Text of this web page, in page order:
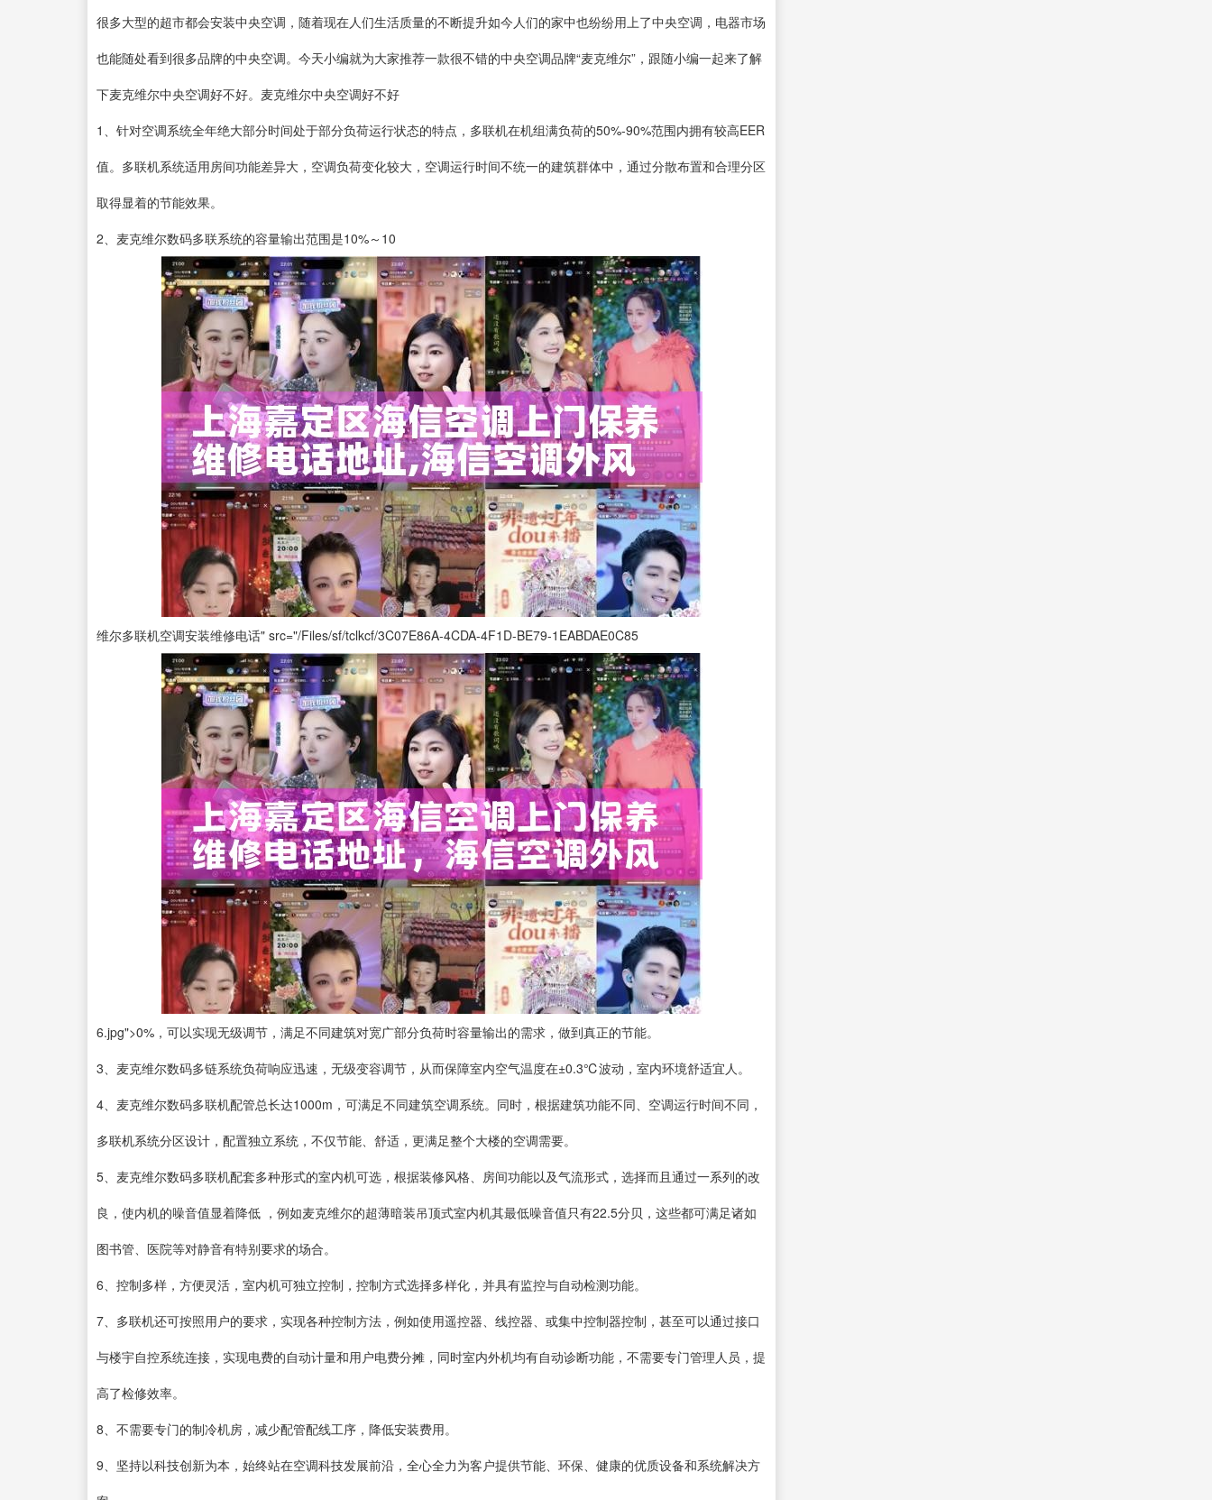
很多大型的超市都会安装中央空调，随着现在人们生活质量的不断提升如今人们的家中也纷纷用上了中央空调，电器市场
也能随处看到很多品牌的中央空调。今天小编就为大家推荐一款很不错的中央空调品牌“麦克维尔”，跟随小编一起来了解
下麦克维尔中央空调好不好。麦克维尔中央空调好不好
1、针对空调系统全年绝大部分时间处于部分负荷运行状态的特点，多联机在机组满负荷的50%-90%范围内拥有较高EER
值。多联机系统适用房间功能差异大，空调负荷变化较大，空调运行时间不统一的建筑群体中，通过分散布置和合理分区
取得显着的节能效果。
2、麦克维尔数码多联系统的容量输出范围是10%～10
维尔多联机空调安装维修电话" src="/Files/sf/tclkcf/3C07E86A-4CDA-4F1D-BE79-1EABDAE0C85
6.jpg">0%，可以实现无级调节，满足不同建筑对宽广部分负荷时容量输出的需求，做到真正的节能。
3、麦克维尔数码多链系统负荷响应迅速，无级变容调节，从而保障室内空气温度在±0.3℃波动，室内环境舒适宜人。
4、麦克维尔数码多联机配管总长达1000m，可满足不同建筑空调系统。同时，根据建筑功能不同、空调运行时间不同，
多联机系统分区设计，配置独立系统，不仅节能、舒适，更满足整个大楼的空调需要。
5、麦克维尔数码多联机配套多种形式的室内机可选，根据装修风格、房间功能以及气流形式，选择而且通过一系列的改
良，使内机的噪音值显着降低 ，例如麦克维尔的超薄暗装吊顶式室内机其最低噪音值只有22.5分贝，这些都可满足诸如
图书管、医院等对静音有特别要求的场合。
6、控制多样，方便灵活，室内机可独立控制，控制方式选择多样化，并具有监控与自动检测功能。
7、多联机还可按照用户的要求，实现各种控制方法，例如使用遥控器、线控器、或集中控制器控制，甚至可以通过接口
与楼宇自控系统连接，实现电费的自动计量和用户电费分摊，同时室内外机均有自动诊断功能，不需要专门管理人员，提
高了检修效率。
8、不需要专门的制冷机房，减少配管配线工序，降低安装费用。
9、坚持以科技创新为本，始终站在空调科技发展前沿，全心全力为客户提供节能、环保、健康的优质设备和系统解决方